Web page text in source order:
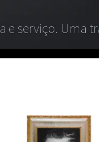
e serviço. Uma